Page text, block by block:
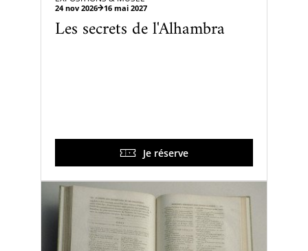
24 nov 2026 16 mai 2027
Les secrets de l'Alhambra
Je réserve